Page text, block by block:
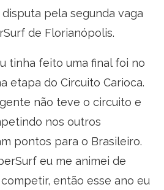
pela segunda vaga
de Florianópolis.
tinha feito uma final foi no
etapa do Circuito Carioca.
não teve o circuito e
nos outros
pontos para o Brasileiro.
eu me animei de
então esse ano eu